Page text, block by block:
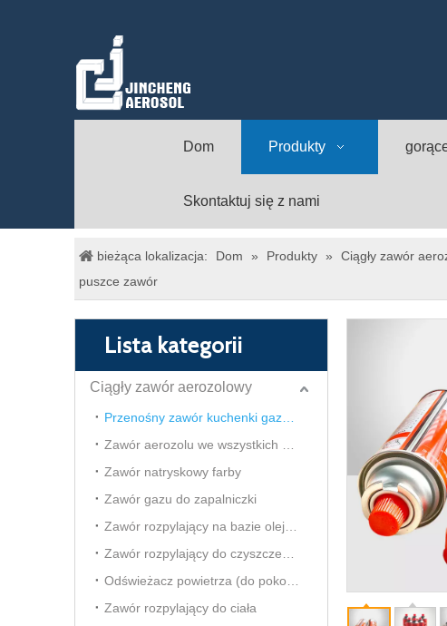
Dom Produkty
Skontaktuj się z nami
bieżąca lokalizacja: Dom » Produkty » Ciągły zawór
puszce zawór
Lista kategorii
Ciągły zawór aerozolowy
Zawór natryskowy farby
Zawór gazu do zapalniczki
Zawór rozpylający do ciała